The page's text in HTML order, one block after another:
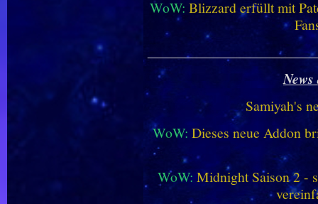
WoW: Blizzard erfüllt mit
Samiyah's
WoW: Dieses neue Addon
WoW:Midnight Saison 2 -